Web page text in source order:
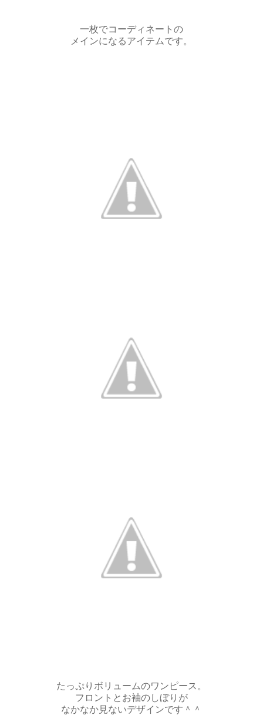
一枚でコーディネートの
メインになるアイテムです。
たっぷりボリュームのワンピース。
フロントとお袖のしぼりが
なかなか見ないデザインです＾＾